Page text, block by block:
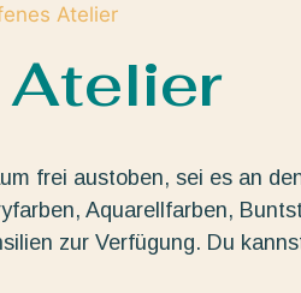
Atelier
frei austoben, sei es an
Aquarellfarben,
zur Verfügung. Du